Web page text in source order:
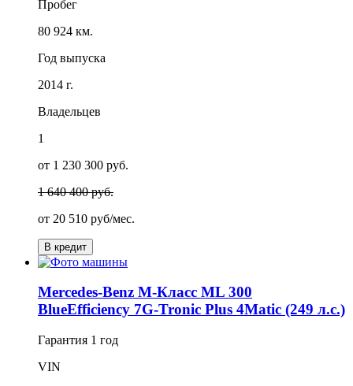
Пробег
80 924 км.
Год выпуска
2014 г.
Владельцев
1
от 1 230 300 руб.
1 640 400 руб.
от 20 510 руб/мес.
В кредит
Mercedes-Benz M-Класс ML 300
BlueEfficiency 7G-Tronic Plus 4Matic (249 л.с.)
Гарантия 1 год
VIN